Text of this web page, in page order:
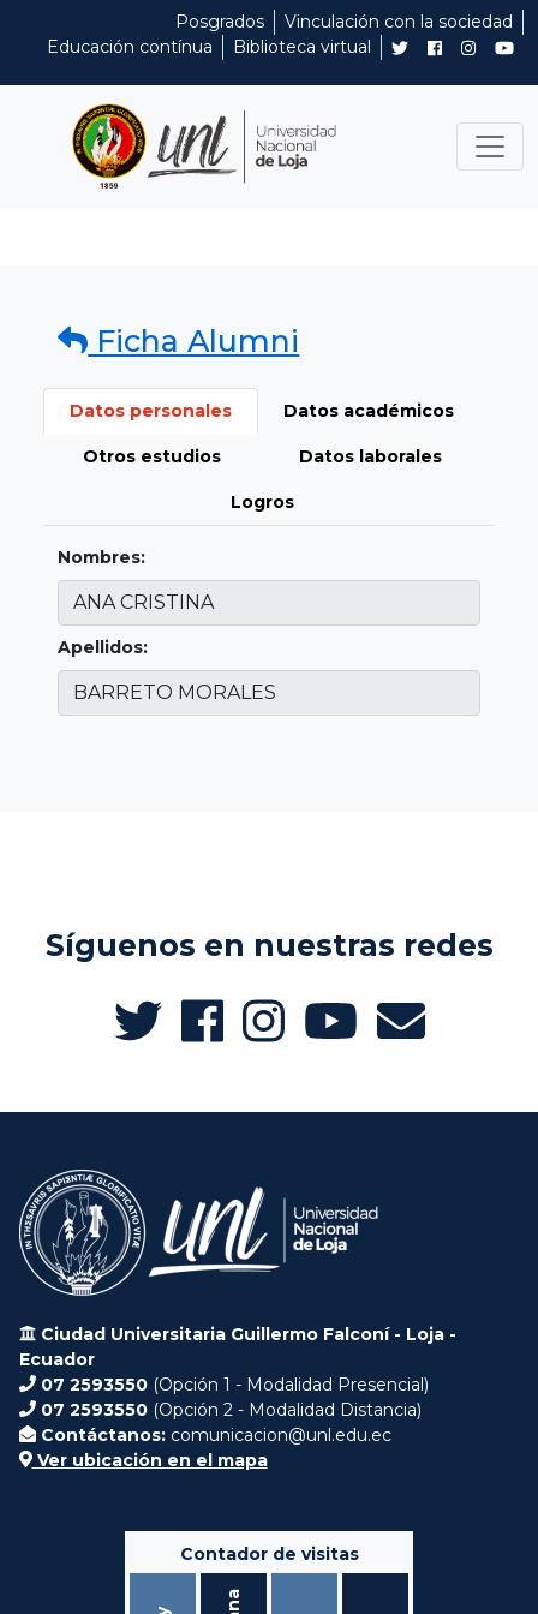
Posgrados
Vinculación con la sociedad
Educación contínua
Biblioteca virtual
Ficha Alumni
Datos personales Datos académicos
Otros estudios Datos laborales
Logros
Nombres:
Apellidos:
Síguenos en nuestras redes
Ciudad Universitaria Guillermo Falconí - Loja -
Ecuador
07 2593550 (Opción 1 - Modalidad Presencial)
07 2593550 (Opción 2 - Modalidad Distancia)
Contáctanos: comunicacion@unl.edu.ec
Ver ubicación en el mapa
Contador de visitas